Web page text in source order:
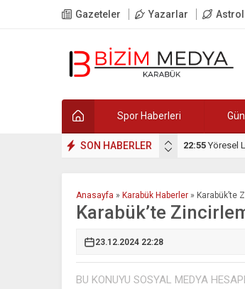
Gazeteler Yazarlar
Spor Haberleri
SON HABERLER 22:55 Yöresel
Anasayfa » Karabük Haberler » Karabük’te
Karabük’te
23.12.2024 22:28
BU KONUYU SOSYAL MEDYA